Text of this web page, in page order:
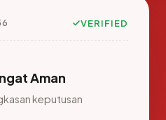
VERIFIED
Aman
keputusan